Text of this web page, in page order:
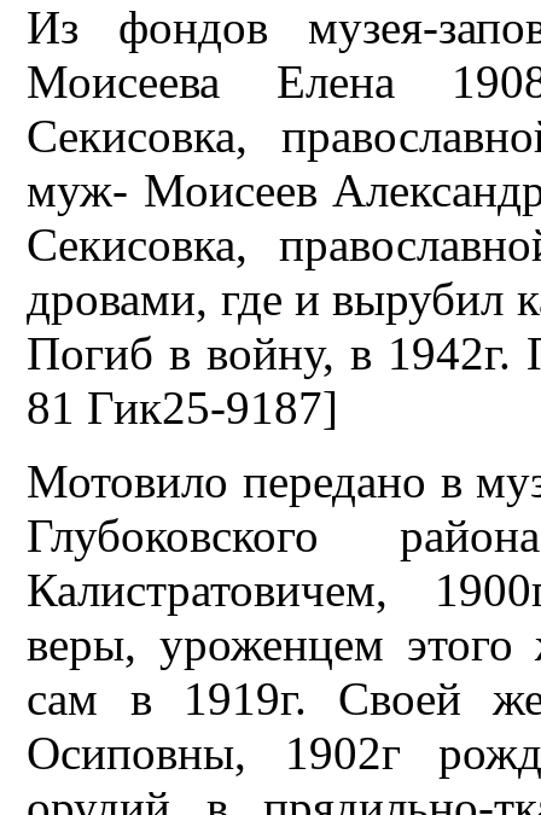
Из фондов музея-
Моисеева Елена
Секисовка,
муж- Моисеев
Секисовка,
дровами, где и вырубил
Погиб в войну, в
81 Гик25-9187]
Мотовило передано в
Глубоковского
Калистратовичем,
веры, уроженцем
сам в 1919г. Своей
Осиповны, 1902г